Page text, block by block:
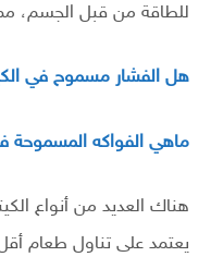
للطاقة من قبل الجسم،
هل الفشار مسموح في
ماهي الفواكه المسموحة في
هناك العديد من أنواع